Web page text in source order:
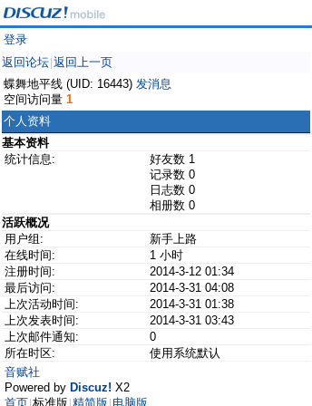
登录
返回论坛 返回上一页
蝶舞地平线 (UID: 16443) 发消息
空间访问量 1
个人资料
基本资料
统计信息:
好友数 1
记录数 0
日志数 0
相册数 0
活跃概况
用户组:
新手上路
在线时间:
1 小时
注册时间:
2014-3-12 01:34
最后访问:
2014-3-31 04:08
上次活动时间:
2014-3-31 01:38
上次发表时间:
2014-3-31 03:43
上次邮件通知:
0
所在时区:
使用系统默认
音赋社
Powered by Discuz! X2
首页 标准版 精简版 电脑版